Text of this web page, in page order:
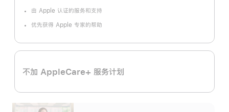
注
由 Apple 认证的服务和支持
优先获得 Apple 专家的帮助
不加 AppleCare+ 服务计划